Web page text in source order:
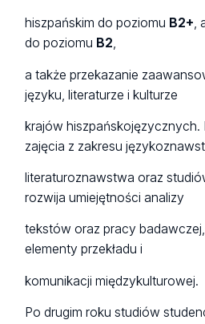
hiszpańskim do poziomu B2+,
do poziomu B2,
a także przekazanie
języku, literaturze i kulturze
krajów hiszpańskojęzycznych.
zajęcia z zakresu
literaturoznawstwa oraz
rozwija umiejętności analizy
tekstów oraz pracy
elementy przekładu i
komunikacji międzykulturowej.
Po drugim roku studiów